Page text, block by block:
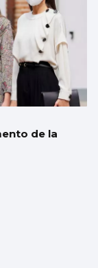
de la